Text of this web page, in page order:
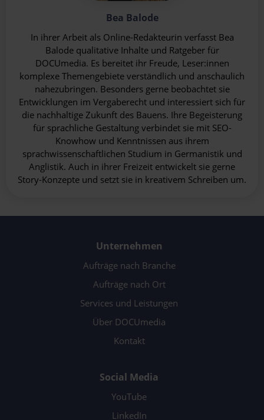
Bea Balode
In ihrer Arbeit als Online-Redakteurin verfasst Bea
Balode qualitative Inhalte und Ratgeber für
DOCUmedia. Es bereitet ihr Freude, Leser:innen
komplexe Themengebiete verständlich und anschaulich
nahezubringen. Besonders gerne beobachtet sie
Entwicklungen im Vergaberecht und interessiert sich für
die nachhaltige Zukunft des Bauens. Ihre Begeisterung
für sprachliche Gestaltung verbindet sie mit SEO-
Knowhow und Kenntnissen aus ihrem
sprachwissenschaftlichen Studium in Germanistik und
Anglistik. Auch in ihrer Freizeit entwickelt sie gerne
Story-Konzepte und setzt sie in kreativem Schreiben um.
Unternehmen
Aufträge nach Branche
Aufträge nach Ort
Services und Leistungen
Über DOCUmedia
Kontakt
Social Media
YouTube
LinkedIn